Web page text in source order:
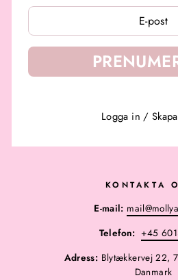
Logga in /
KONTAKTA
E-mail:
Telefon: +45
Adress: Blytækkervej 22,
Danmark